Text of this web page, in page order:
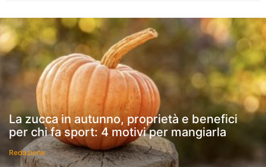
La zucca in autunno, proprietà e benefici
per chi fa sport: 4 motivi per mangiarla
Redazione